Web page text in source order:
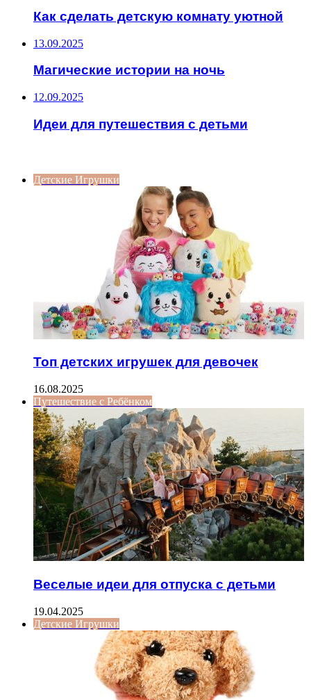
Как сделать детскую комнату уютной
13.09.2025
Магические истории на ночь
12.09.2025
Идеи для путешествия с детьми
Детские Игрушки
Топ детских игрушек для девочек
16.08.2025
Путешествие с Ребёнком
Веселые идеи для отпуска с детьми
19.04.2025
Детские Игрушки